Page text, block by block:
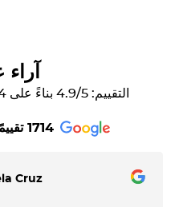
آراء
التقييم: 4.9/5 بناءً على 1714 تقييمًا
1714 تقييمًا
Cruz